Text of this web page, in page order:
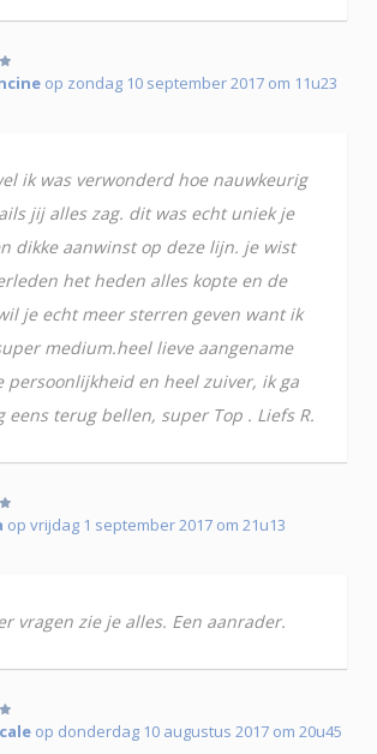
op zondag 10 september 2017 om 11u23
ik was verwonderd hoe nauwkeurig
jij alles zag. dit was echt uniek je
dikke aanwinst op deze lijn. je wist
het heden alles kopte en de
je echt meer sterren geven want ik
medium.heel lieve aangename
persoonlijkheid en heel zuiver, ik ga
eens terug bellen, super Top . Liefs R.
op vrijdag 1 september 2017 om 21u13
vragen zie je alles. Een aanrader.
op donderdag 10 augustus 2017 om 20u45